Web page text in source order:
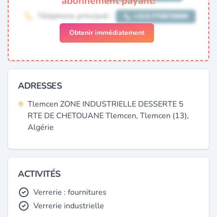
Obtenir immédiatement
ADRESSES
Tlemcen ZONE INDUSTRIELLE DESSERTE 5
RTE DE CHETOUANE Tlemcen, Tlemcen (13),
Algérie
ACTIVITÉS
Verrerie : fournitures
Verrerie industrielle